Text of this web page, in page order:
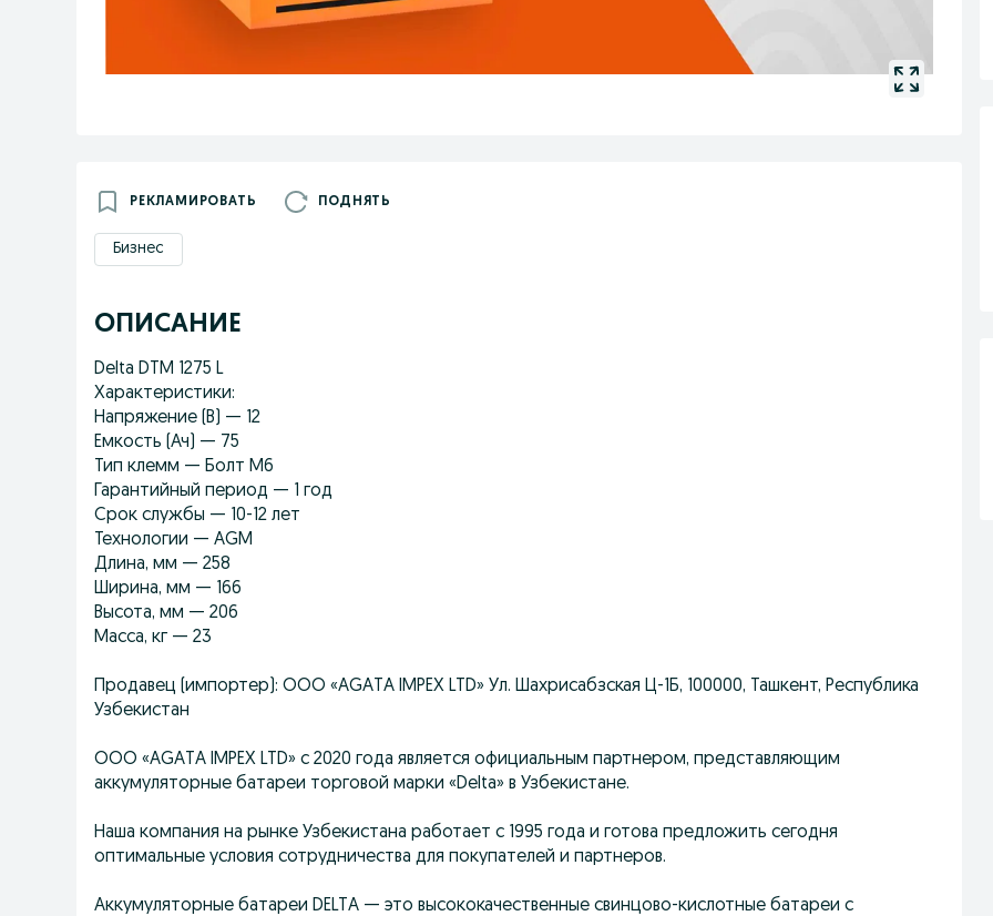
РЕКЛАМИРОВАТЬ ПОДНЯТЬ
Бизнес
ОПИСАНИЕ
Delta DTM 1275 L
Характеристики:
Напряжение (В) — 12
Емкость (Ач) — 75
Тип клемм — Болт М6
Гарантийный период — 1 год
Срок службы — 10-12 лет
Технологии — AGM
Длина, мм — 258
Ширина, мм — 166
Высота, мм — 206
Масса, кг — 23
Продавец (импортер): ООО «AGATA IMPEX LTD» Ул. Шахрисабзская Ц-1Б, 100000, Ташкент, Республика
Узбекистан
ООО «AGATA IMPEX LTD» с 2020 года является официальным партнером, представляющим
аккумуляторные батареи торговой марки «Delta» в Узбекистане.
Наша компания на рынке Узбекистана работает с 1995 года и готова предложить сегодня
оптимальные условия сотрудничества для покупателей и партнеров.
Аккумуляторные батареи DELTA — это высококачественные свинцово-кислотные батареи с